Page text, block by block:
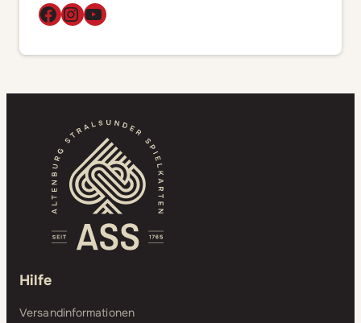
Facebook
Instagram
YouTube
Hilfe
Versandinformationen